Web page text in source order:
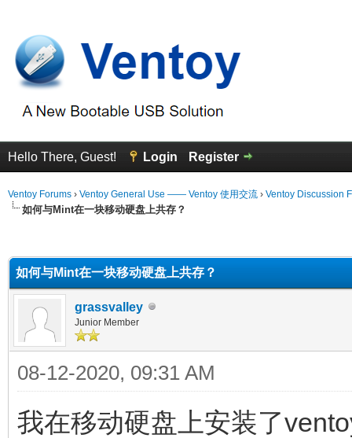
Hello There, Guest! Login Register
Ventoy Forums › Ventoy General Use —— Ventoy 使用交流 › Ventoy Discussion
如何与Mint在一块移动硬盘上共存？
如何与Mint在一块移动硬盘上共存？
grassvalley
Junior Member
08-12-2020, 09:31 AM
我在移动硬盘上安装了